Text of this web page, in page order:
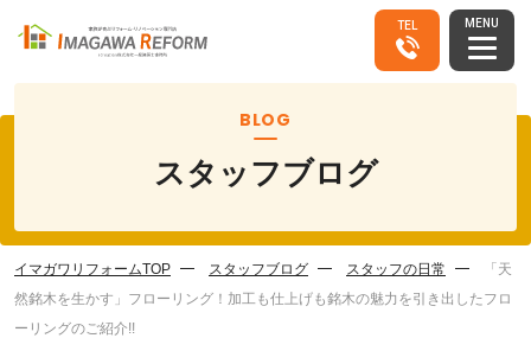
TEL MENU
BLOG
スタッフブログ
イマガワリフォームTOP スタッフブログ スタッフの日常
「天
然銘木を生かす」フローリング！加工も仕上げも銘木の魅力を引き出したフロ
ーリングのご紹介!!